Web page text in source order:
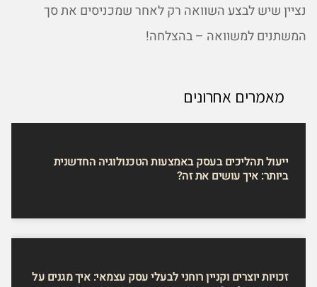
נציין שיש לבצע השוואה רק לאחר שמכניסים את סך
המשתנים למשוואה – בהצלחה!
מאמרים אחרונים
ייעול תהליכים בעסק באמצעות הטכנולוגיה החדשנית
ביותר: איך עושים את זה?
זכויות יוצרים וקניין רוחני לבעלי עסק עצמאי: איך מגנים על